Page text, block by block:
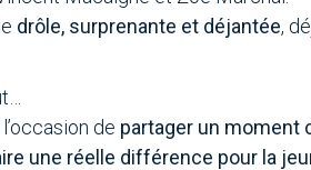
drôle, surprenante et déjantée,
de partager un moment
une réelle différence pour la